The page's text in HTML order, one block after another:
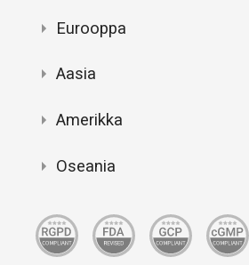
Eurooppa
Aasia
Amerikka
Oseania